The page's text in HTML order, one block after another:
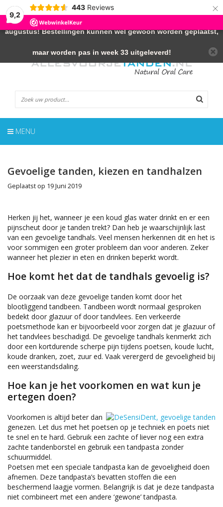
9,2
443 Reviews ×
MENU
Gevoelige tanden, kiezen en tandhalzen
Geplaatst op 19 Juni 2019
Herken jij het, wanneer je een koud glas water drinkt en er een
pijnscheut door je tanden trekt? Dan heb je waarschijnlijk last
van een gevoelige tandhals. Veel mensen herkennen dit en het is
voor sommigen een groter probleem dan voor anderen. Zeker
wanneer het plezier in eten en drinken beperkt wordt.
Hoe komt het dat de tandhals gevoelig is?
De oorzaak van deze gevoelige tanden komt door het
blootliggend tandbeen. Tandbeen wordt normaal gesproken
bedekt door glazuur of door tandvlees. Een verkeerde
poetsmethode kan er bijvoorbeeld voor zorgen dat je glazuur of
het tandvlees beschadigd. De gevoelige tandhals kenmerkt zich
door een kortdurende scherpe pijn tijdens poetsen, koude lucht,
koude dranken, zoet, zuur ed. Vaak verergerd de gevoeligheid bij
een weerstandsdaling.
Hoe kan je het voorkomen en wat kun je
ertegen doen?
Voorkomen is altijd beter dan
genezen. Let dus met het poetsen op je techniek en poets niet
te snel en te hard. Gebruik een zachte of liever nog een extra
zachte tandenborstel en gebruik een tandpasta zonder
schuurmiddel.
Poetsen met een speciale tandpasta kan de gevoeligheid doen
afnemen. Deze tandpasta’s bevatten stoffen die een
beschermend laagje vormen. Belangrijk is dat je deze tandpasta
niet combineert met een andere ‘gewone’ tandpasta.
← LET OP!- De webshop is gesloten van 17 juli t/m 9
augustus! Bestellingen kunnen wel gewoon worden geplaatst,
maar worden pas in week 33 uitgeleverd!